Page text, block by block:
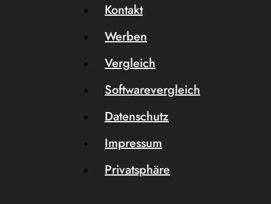
Kontakt
Werben
Vergleich
Softwarevergleich
Datenschutz
Impressum
Privatsphäre